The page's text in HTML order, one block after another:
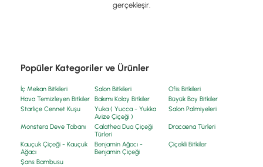
gerçekleşir.
Popüler Kategoriler ve Ürünler
İç Mekan Bitkileri Salon Bitkileri
Ofis Bitkileri
Hava Temizleyen Bitkiler
Bakımı Kolay Bitkiler
Büyük Boy Bitkiler
Starliçe Cennet Kuşu
Yuka ( Yucca - Yukka
Avize Çiçeği )
Salon Palmiyeleri
Monstera Deve Tabanı
Calathea Dua Çiçeği
Türleri
Dracaena Türleri
Kauçuk Çiçeği - Kauçuk
Ağacı
Benjamin Ağacı -
Benjamin Çiçeği
Çiçekli Bitkiler
Şans Bambusu